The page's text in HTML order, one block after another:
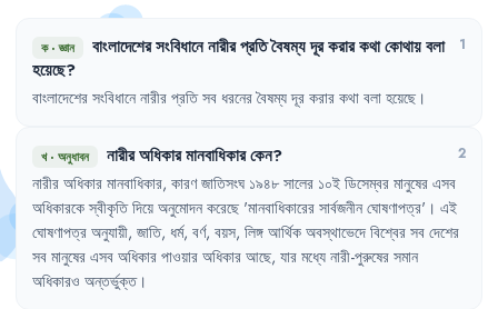
ক·জ্ঞান বাংলাদেশেরসংবিধানেনারীরপ্রতিবৈষম্যদূরকরারকথাকোথায়বলা
হয়েছে?
1
বাংলাদেশের সংবিধানে নারীর প্রতি সব ধরনের বৈষম্য দূর করার কথা বলা হয়েছে ।
খ· অনুধাবন নারীরঅধিকারমানবাধিকারকেন? 2
নারীর অধিকার মানবাধিকার, কারণ জাতিসংঘ ১৯৪৮ সালের ১০ই ডিসেম্বর মানুষের এসব
অধিকারকে স্বীকৃতি দিয়ে অনুমোদন করেছে 'মানবাধিকারের সার্বজনীন ঘোষণাপত্র'। এই
ঘোষণাপত্র অনুযায়ী, জাতি, ধর্ম, বর্ণ, বয়স, লিঙ্গ আর্থিক অবস্থাভেদে বিশ্বের সব দেশের
সব মানুষের এসব অধিকার পাওয়ার অধিকার আছে, যার মধ্যে নারী-পুরুষের সমান
অধিকারও অন্তর্ভুক্ত।